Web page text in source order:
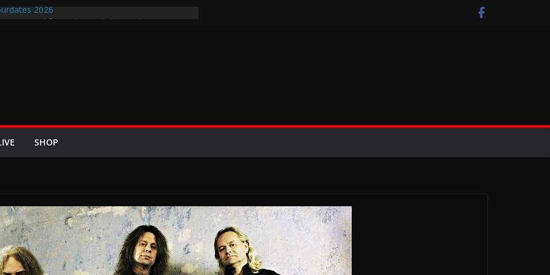
2026
kehrt im Sommer 2026 mit den Nightwish
die europäischen Bühnen
BREEZE 2026 u.a. mit Helloween, In Flames,
und Eisbrecher
mit Britta Görtz / Hiraes: An den Auftritt von
wohl auch noch auf meinem Sterbebett
SHOP